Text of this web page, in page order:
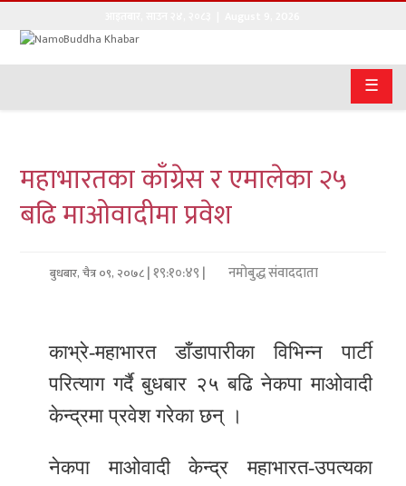
सङ्घीय
राजनीति
प्रवास
अर्थवाणिज्य
अन्तराष्ट्रिय
कला
शैली
☰
महाभारतका काँग्रेस र एमालेका २५
बढि माओवादीमा प्रवेश
बुधबार, चैत्र ०९, २०७८| १९:१०:४९ | नमोबुद्ध संवाददाता
काभ्रे-महाभारत डाँडापारीका विभिन्न पार्टी
परित्याग गर्दै बुधबार २५ बढि नेकपा माओवादी
केन्द्रमा प्रवेश गरेका छन् ।
नेकपा माओवादी केन्द्र महाभारत-उपत्यका